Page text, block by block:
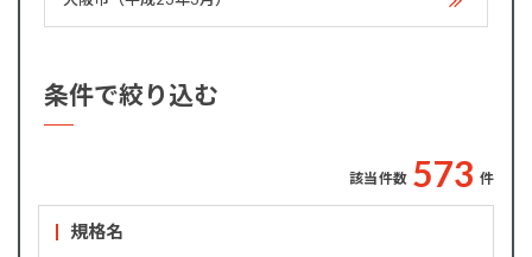
条件で絞り込む
該当件数 573 件
規格名